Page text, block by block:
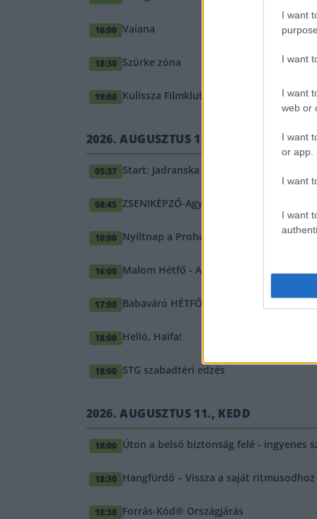
I want
I want
I want
web or
I want
or app.
I want
I want
16:00 Vaiana
18:30 Szürke zóna
19:00 Kulissza Filmklub: Az idő urai
2026. AUGUSZTUS 10., HÉTFŐ
05:37 Start: Jadranska Avantura- Adriai Kaland
08:45 ZSENIKÉPZŐ-Agykontroll tanfolyam
10:00 Nyíltnap a Prohuman Irodában -
16:00 Malom Hétfő - Augusztus 10.
17:00 Babaváró HÉTFŐ Esték
18:00 Helló, Haifa!
18:00 STG szabadtéri edzés
2026. AUGUSZTUS 11., KEDD
18:00 Úton a belső biztonság felé - ingyenes
18:30 Hangfürdő – Vissza a saját ritmusodhoz
18:30 Forrás-Kód® Országjárás